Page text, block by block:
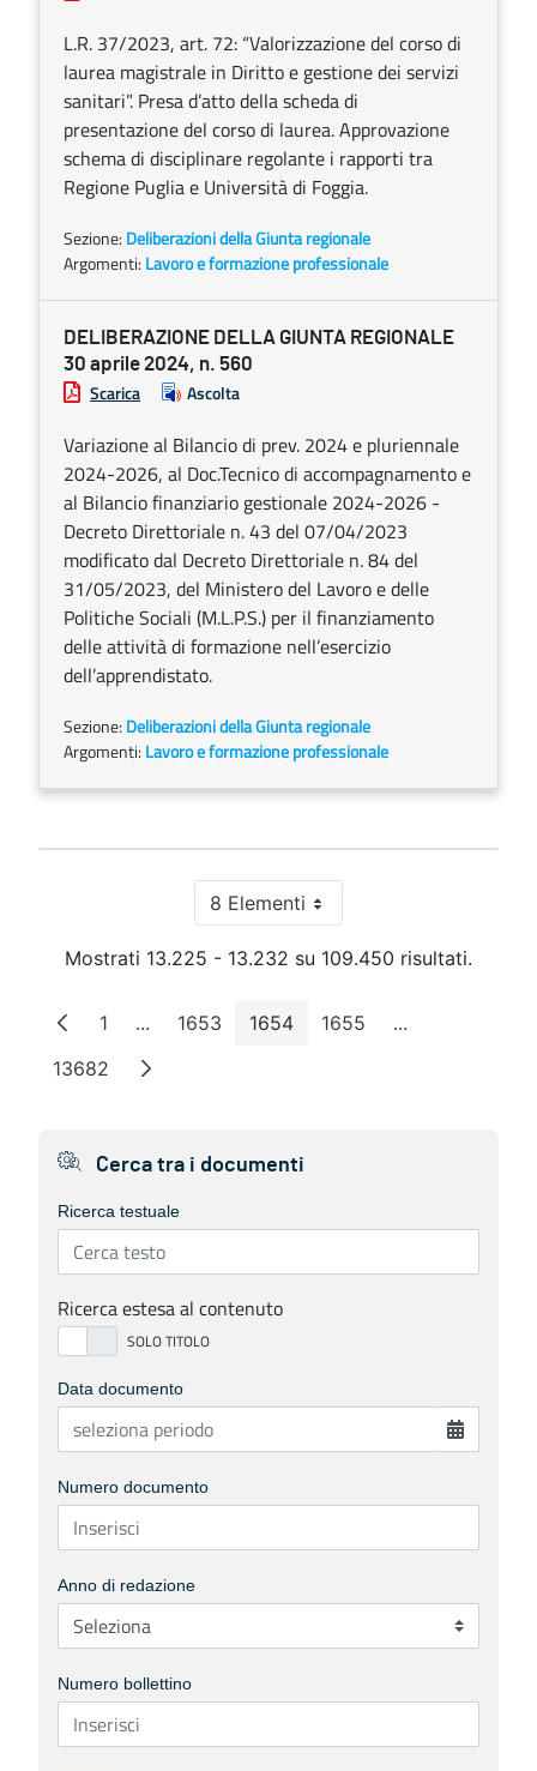
L.R. 37/2023, art. 72: “Valorizzazione del corso di
laurea magistrale in Diritto e gestione dei servizi
sanitari”. Presa d’atto della scheda di
presentazione del corso di laurea. Approvazione
schema di disciplinare regolante i rapporti tra
Regione Puglia e Università di Foggia.
Sezione: Deliberazioni della Giunta regionale
Argomenti: Lavoro e formazione professionale
DELIBERAZIONE DELLA GIUNTA REGIONALE
30 aprile 2024, n. 560
Scarica Ascolta
Variazione al Bilancio di prev. 2024 e pluriennale
2024-2026, al Doc.Tecnico di accompagnamento e
al Bilancio finanziario gestionale 2024-2026 -
Decreto Direttoriale n. 43 del 07/04/2023
modificato dal Decreto Direttoriale n. 84 del
31/05/2023, del Ministero del Lavoro e delle
Politiche Sociali (M.L.P.S.) per il finanziamento
delle attività di formazione nell’esercizio
dell’apprendistato.
Sezione: Deliberazioni della Giunta regionale
Argomenti: Lavoro e formazione professionale
8 ElementiPer pagina
Mostrati 13.225 - 13.232 su 109.450 risultati.
Pagina
1 ...Pagine intermedie
Pagina
1653 Pagina
1654 Pagina
1655 ...Pagine
Pagina
13682
Cerca tra i documenti
Ricerca testuale
Ricerca estesa al contenuto
Data documento
Numero documento
Anno di redazione
Numero bollettino